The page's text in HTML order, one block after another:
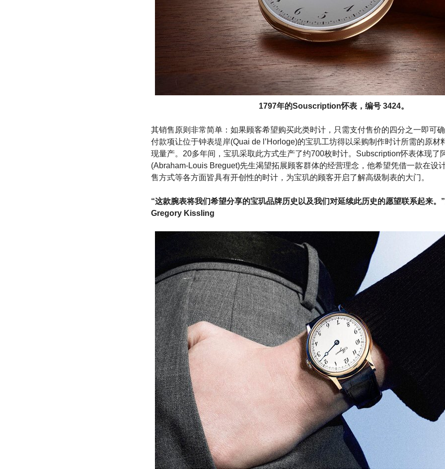
1797年的Souscription怀表，编号 3424。
其销售原则非常简单：如果顾客希望购买此类时计，只需支付售价的四分之一即可
付款项让位于钟表堤岸(Quai de l’Horloge)的宝玑工坊得以采购制作时计所需的原材
现量产。20多年间，宝玑采取此方式生产了约700枚时计。Subscription怀表体现了
(Abraham-Louis Breguet)先生渴望拓展顾客群体的经营理念，他希望凭借一款在设
售方式等各方面皆具有开创性的时计，为宝玑的顾客开启了解高级制表的大门。
“这款腕表将我们希望分享的宝玑品牌历史以及我们对延续此历史的愿望联系起来。
Gregory Kissling